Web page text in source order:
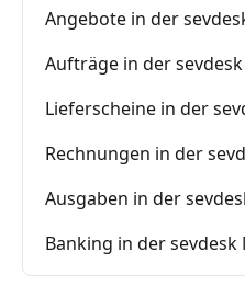
Angebote in der
Aufträge in der
Lieferscheine in der
Rechnungen in der
Ausgaben in der
Banking in der sevdesk